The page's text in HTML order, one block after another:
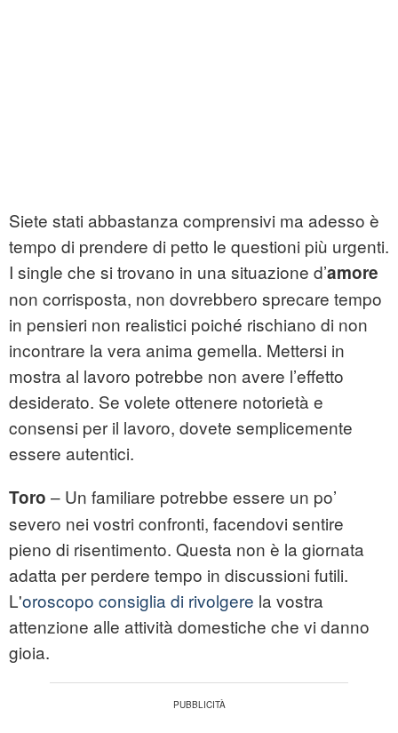
Siete stati abbastanza comprensivi ma adesso è
tempo di prendere di petto le questioni più urgenti.
I single che si trovano in una situazione d’amore
non corrisposta, non dovrebbero sprecare tempo
in pensieri non realistici poiché rischiano di non
incontrare la vera anima gemella. Mettersi in
mostra al lavoro potrebbe non avere l’effetto
desiderato. Se volete ottenere notorietà e
consensi per il lavoro, dovete semplicemente
essere autentici.
Toro – Un familiare potrebbe essere un po’
severo nei vostri confronti, facendovi sentire
pieno di risentimento. Questa non è la giornata
adatta per perdere tempo in discussioni futili.
L'oroscopo consiglia di rivolgere la vostra
attenzione alle attività domestiche che vi danno
gioia.